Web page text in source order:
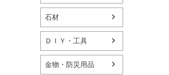
石材
ＤＩＹ・工具
金物・防災用品